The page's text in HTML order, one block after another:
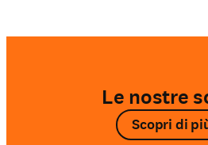
Le nostre
Scopri di